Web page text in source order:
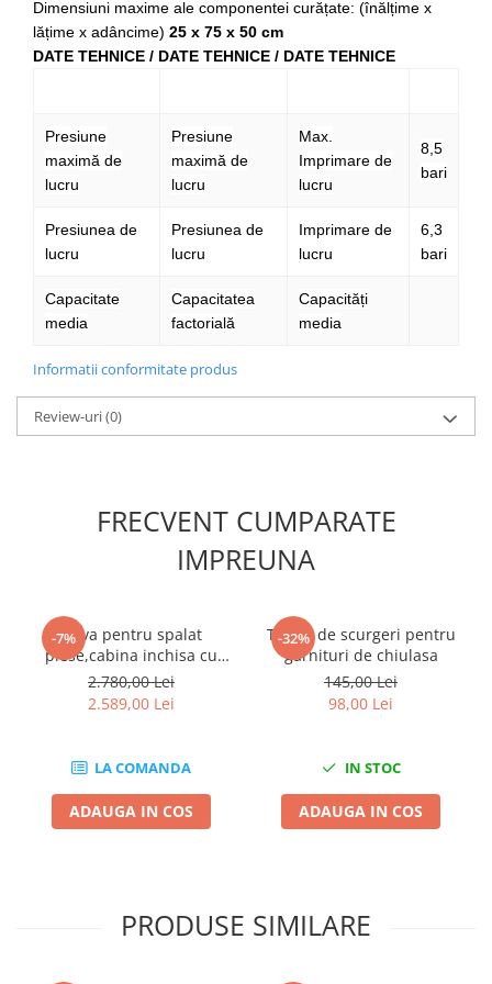
Mini
Nissan
Renault
Rover
Saab
Seat
Skoda
Universale
Volvo
Scule pentru tinichigerie
Scule Pneumatice
Chei cu clichet
Masini de gaurit si taiat
Pistoale de vopsit
Pistoale Pneumatice
Slefuitoare Pneumatice
Scule speciale
Rulmenti,Bucsi si Extractoare
Dimensiuni maxime ale componentei curățate: (înălțime x
lățime x adâncime) 25 x 75 x 50 cm
DATE TEHNICE / DATE TEHNICE / DATE TEHNICE
Presiune
maximă de
lucru
Presiune
maximă de
lucru
Max.
Imprimare de
lucru
8,5
bari
Presiunea de
lucru
Presiunea de
lucru
Imprimare de
lucru
6,3
bari
Capacitate
media
Capacitatea
factorială
Capacități
media
Informatii conformitate produs
Review-uri(0)
FRECVENT CUMPARATE
IMPREUNA
-7%
Cuva pentru spalat
piese,cabina inchisa cu
incalzire 8 Bari 14L
2.780,00 Lei
2.589,00 Lei
LA COMANDA
ADAUGA IN COS
-32%
Tester de scurgeri pentru
garnituri de chiulasa
145,00 Lei
98,00 Lei
IN STOC
ADAUGA IN COS
PRODUSE SIMILARE